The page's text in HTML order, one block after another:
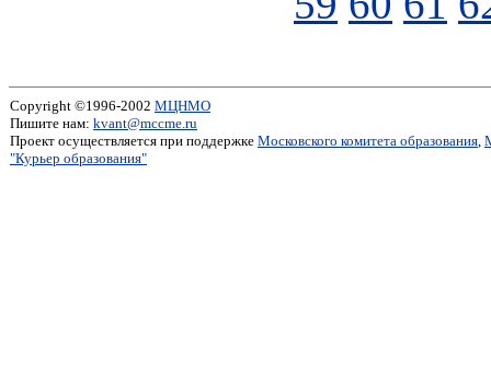
Copyright ©1996-2002 МЦНМО
Пишите нам: kvant@mccme.ru
Проект осуществляется при поддержке Московского комитета образования,
"Курьер образования"